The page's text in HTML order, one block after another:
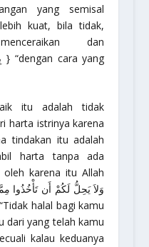
yang semisal
kuat, bila tidak,
dan
meninggalkannya, { بِإِحْسَانٍ } “dengan cara yang
itu adalah tidak
harta istrinya karena
tindakan itu adalah
harta tanpa ada
oleh karena itu Allah
“Tidak halal bagi kamu
dari yang telah kamu
kalau keduanya